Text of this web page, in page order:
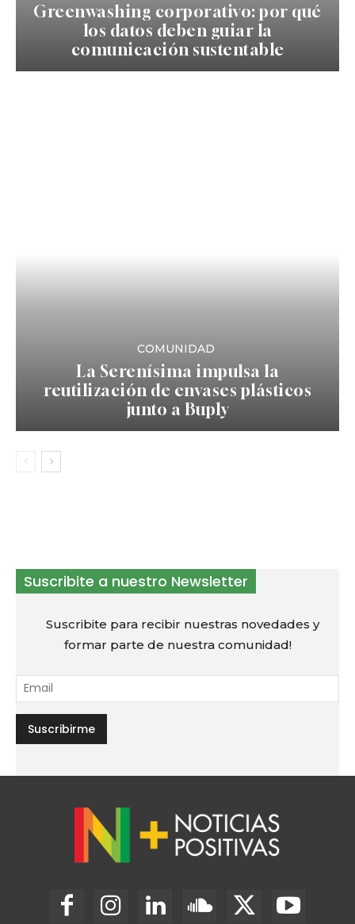
Greenwashing corporativo: por qué
los datos deben guiar la
comunicación sustentable
COMUNIDAD
La Serenísima impulsa la
reutilización de envases plásticos
junto a Buply
Suscribite a nuestro Newsletter
Suscribite para recibir nuestras novedades y
formar parte de nuestra comunidad!